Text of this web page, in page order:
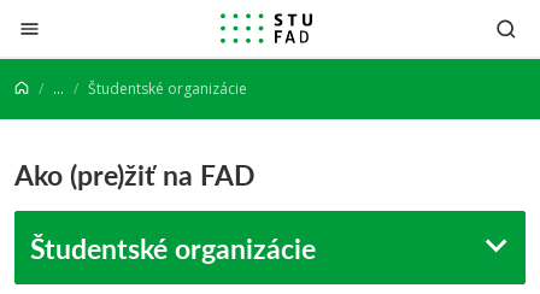
Prejsť na obsah
... Študentské organizácie
Ako (pre)žiť na FAD
Študentské organizácie